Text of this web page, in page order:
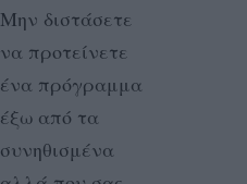
Μην διστάσετε
να προτείνετε
ένα πρόγραμμα
έξω από τα
συνηθισμένα